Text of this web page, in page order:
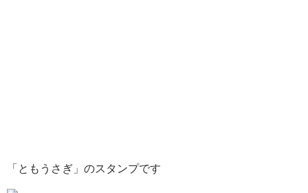
「ともうさぎ」のスタンプです